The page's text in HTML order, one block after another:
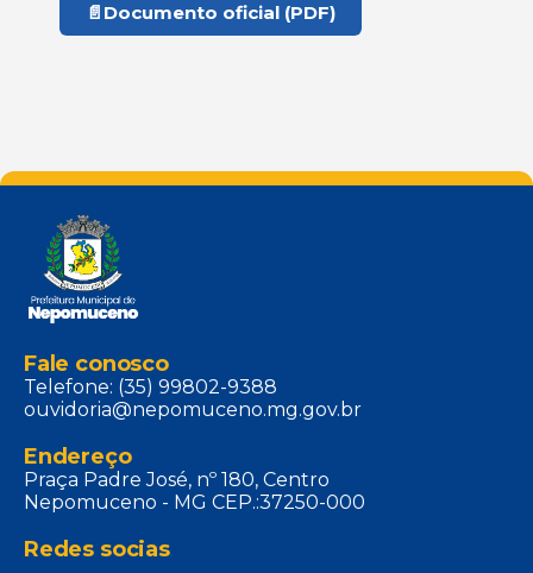
📄 Documento oficial (PDF)
Fale conosco
Telefone: (35) 99802-9388
ouvidoria@nepomuceno.mg.gov.br
Endereço
Praça Padre José, nº 180, Centro
Nepomuceno - MG CEP.:37250-000
Redes socias